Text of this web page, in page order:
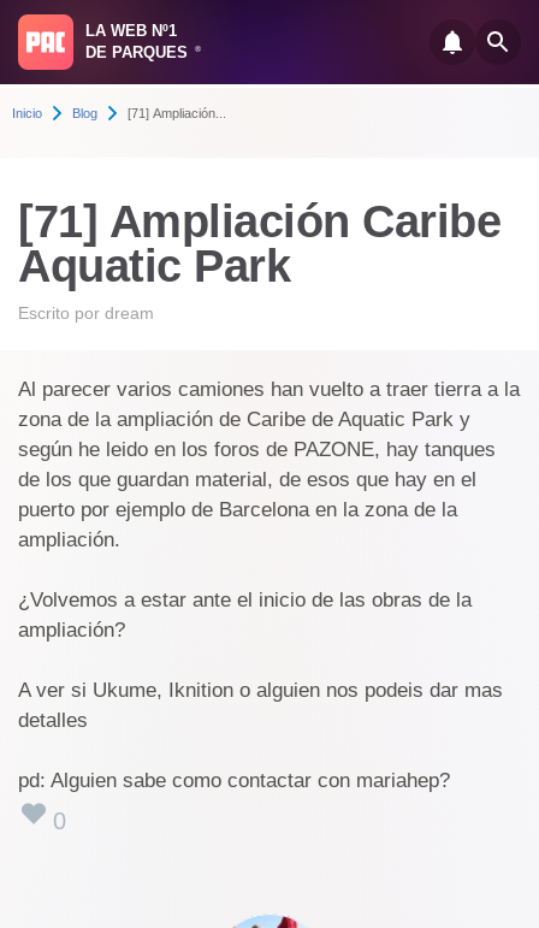
LA WEB Nº1
DE PARQUES
®
Inicio Blog [71] Ampliación...
[71] Ampliación Caribe
Aquatic Park
Escrito por dream
Al parecer varios camiones han vuelto a traer tierra a la
zona de la ampliación de Caribe de Aquatic Park y
según he leido en los foros de PAZONE, hay tanques
de los que guardan material, de esos que hay en el
puerto por ejemplo de Barcelona en la zona de la
ampliación.
¿Volvemos a estar ante el inicio de las obras de la
ampliación?
A ver si Ukume, Iknition o alguien nos podeis dar mas
detalles
pd: Alguien sabe como contactar con mariahep?
0